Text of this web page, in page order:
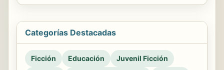
Categorías Destacadas
Ficción Educación
Juvenil Ficción